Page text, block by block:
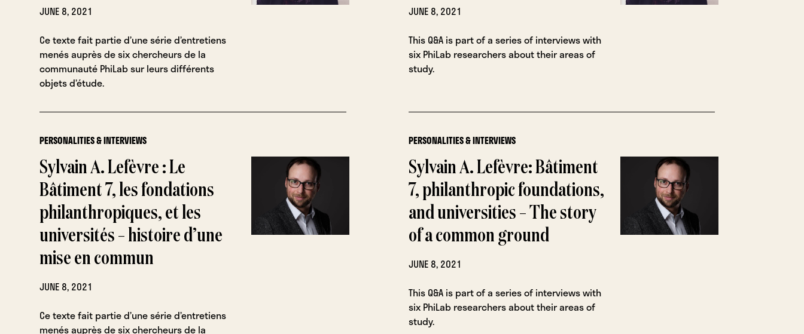
JUNE 8, 2021
Ce texte fait partie d’une série d’entretiens
menés auprès de six chercheurs de la
communauté PhiLab sur leurs différents
objets d’étude.
JUNE 8, 2021
This Q&A is part of a series of interviews with
six PhiLab researchers about their areas of
study.
PERSONALITIES & INTERVIEWS
Sylvain A. Lefèvre : Le
Bâtiment 7, les fondations
philanthropiques, et les
universités – histoire d’une
mise en commun
JUNE 8, 2021
Ce texte fait partie d’une série d’entretiens
menés auprès de six chercheurs de la
PERSONALITIES & INTERVIEWS
Sylvain A. Lefèvre: Bâtiment
7, philanthropic foundations,
and universities – The story
of a common ground
JUNE 8, 2021
This Q&A is part of a series of interviews with
six PhiLab researchers about their areas of
study.